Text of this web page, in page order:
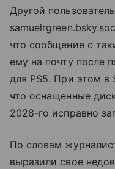
Другой
что сообщение с
ему на почту после
для PS5. При этом в
что оснащенные
2028-го исправно
По словам
выразили свое